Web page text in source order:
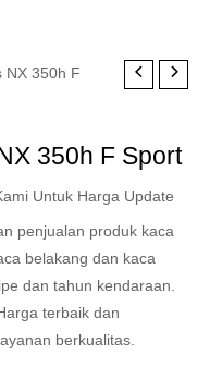
NX 350h F
350h F Sport
Untuk Harga Update
penjualan produk kaca
belakang dan kaca
dan tahun kendaraan.
terbaik dan
berkualitas.